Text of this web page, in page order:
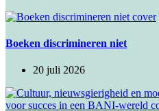
Boeken discrimineren niet
20 juli 2026